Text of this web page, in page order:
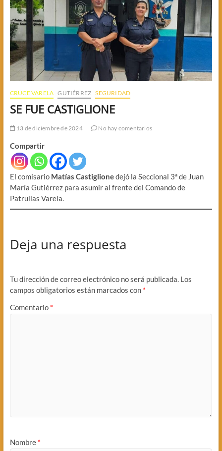
CRUCE VARELA GUTIÉRREZ SEGURIDAD
SE FUE CASTIGLIONE
13 de diciembre de 2024 No hay comentarios
Compartir
El comisario Matías Castiglionedejó la Seccional 3ª de Juan
María Gutiérrez para asumir al frente del Comando de
Patrullas Varela.
Deja una respuesta
Tu dirección de correo electrónico no será publicada. Los
campos obligatorios están marcados con *
Comentario *
Nombre *